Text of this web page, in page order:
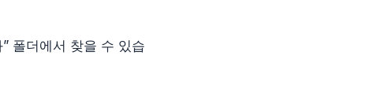
폴더에서 찾을 수 있습